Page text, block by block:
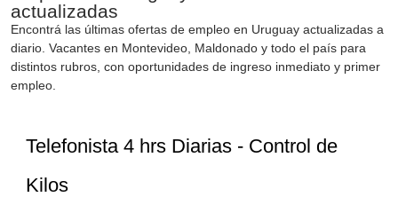
actualizadas
Encontrá las últimas ofertas de empleo en Uruguay actualizadas a
diario. Vacantes en Montevideo, Maldonado y todo el país para
distintos rubros, con oportunidades de ingreso inmediato y primer
empleo.
Telefonista 4 hrs Diarias - Control de
Kilos